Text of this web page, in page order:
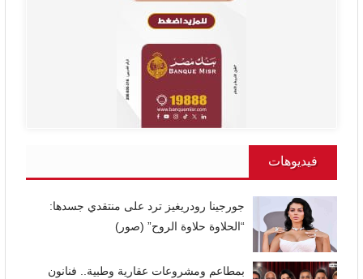
فيديوهات
جورجينا رودريغيز ترد على منتقدي جسدها:
“الحلاوة حلاوة الروح” (صور)
بمطاعم ومشروعات عقارية وطبية.. فنانون